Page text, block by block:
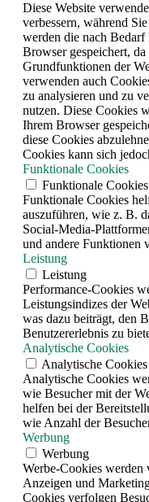
Diese Website
verbessern, während
werden die nach
Browser gespeichert,
Grundfunktionen der
verwenden auch
zu analysieren und zu
nutzen. Diese Cookies
Ihrem Browser
diese Cookies
Cookies kann sich
Funktionale Cookies
Funktionale Cookies
Funktionale Cookies
auszuführen, wie z. B.
Social-Media-
und andere Funktionen
Leistung
Leistung
Performance-Cookies
Leistungsindizes der
was dazu beiträgt, den
Benutzererlebnis zu
Analytische Cookies
Analytische Cookies
Analytische Cookies
wie Besucher mit der
helfen bei der
wie Anzahl der
Werbung
Werbung
Werbe-Cookies werden
Anzeigen und
Cookies verfolgen